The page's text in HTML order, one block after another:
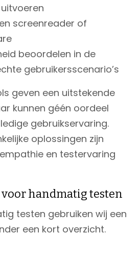
screenreader of
beoordelen in de
gebruikersscenario’s
geven een uitstekende
kunnen géén oordeel
gebruikservaring.
oplossingen zijn
en testervaring
handmatig testen
testen gebruiken wij een
een kort overzicht.